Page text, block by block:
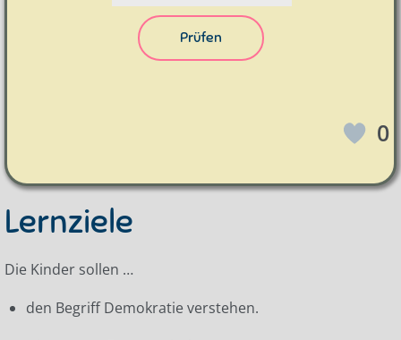
Prüfen
0
Lernziele
Die Kinder sollen …
den Begriff Demokratie verstehen.